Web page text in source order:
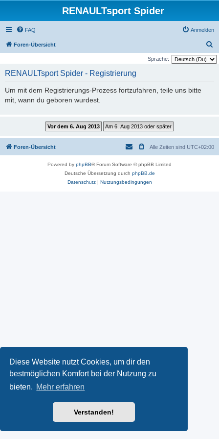
Diese Website nutzt Cookies, um dir den
bestmöglichen Komfort bei der Nutzung zu
bieten. Mehr erfahren
Verstanden!
RENAULTsport Spider
FAQ Anmelden
Foren-Übersicht
u
Sprache:
RENAULTsport Spider - Registrierung
Um mit dem Registrierungs-Prozess fortzufahren, teile uns bitte
mit, wann du geboren wurdest.
Foren-Übersicht Alle Zeiten sind UTC+02:00
Powered by phpBB® Forum Software © phpBB Limited
Deutsche Übersetzung durch phpBB.de
Datenschutz| Nutzungsbedingungen